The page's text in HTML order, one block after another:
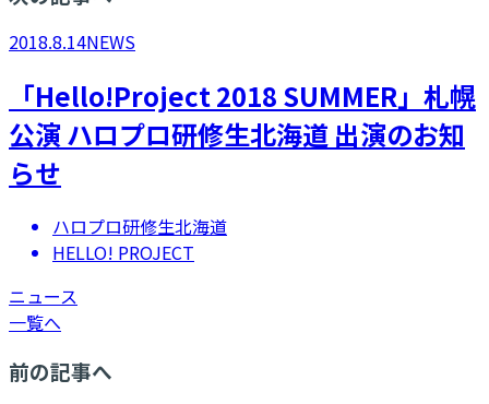
2018.8.14NEWS
「Hello!Project 2018 SUMMER」札幌
公演 ハロプロ研修生北海道 出演のお知
らせ
ハロプロ研修生北海道
HELLO! PROJECT
ニュース
一覧へ
前の記事へ